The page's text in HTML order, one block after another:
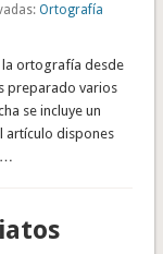
Ortografía
la ortografía desde
preparado varios
se incluye un
artículo dispones
…